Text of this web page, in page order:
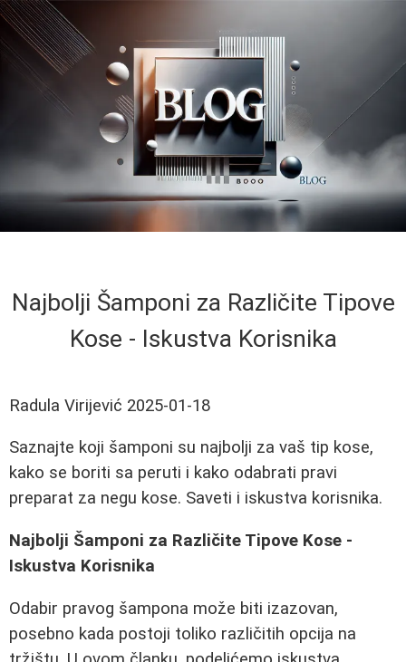
Najbolji Šamponi za Različite Tipove
Kose - Iskustva Korisnika
Radula Virijević 2025-01-18
Saznajte koji šamponi su najbolji za vaš tip kose,
kako se boriti sa peruti i kako odabrati pravi
preparat za negu kose. Saveti i iskustva korisnika.
Najbolji Šamponi za Različite Tipove Kose -
Iskustva Korisnika
Odabir pravog šampona može biti izazovan,
posebno kada postoji toliko različitih opcija na